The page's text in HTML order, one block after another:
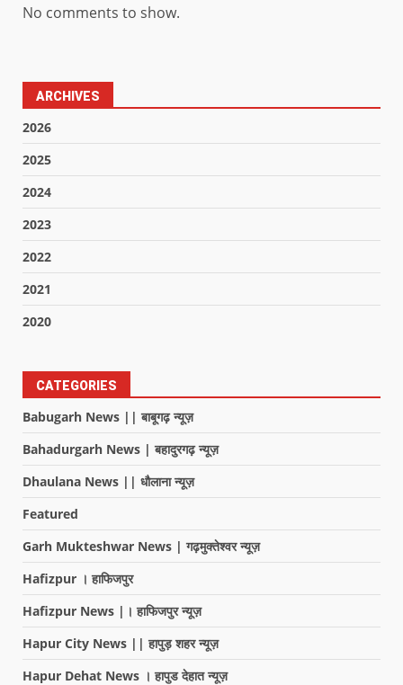
No comments to show.
ARCHIVES
2026
2025
2024
2023
2022
2021
2020
CATEGORIES
Babugarh News || बाबूगढ़ न्यूज़
Bahadurgarh News | बहादुरगढ़ न्यूज़
Dhaulana News || धौलाना न्यूज़
Featured
Garh Mukteshwar News | गढ़मुक्तेश्वर न्यूज़
Hafizpur । हाफिजपुर
Hafizpur News |। हाफिजपुर न्यूज़
Hapur City News || हापुड़ शहर न्यूज़
Hapur Dehat News । हापुड देहात न्यूज़